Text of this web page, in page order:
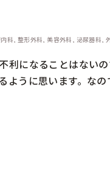
科, 整形外科, 美容外科, 泌尿器科,
利になることはない
ように思います。な